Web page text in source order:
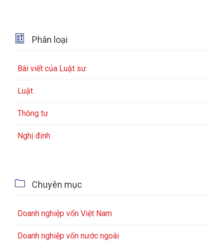
 Phân loại
Bài viết của Luật sư
Luật
Thông tư
Nghị định
 Chuyên mục
Doanh nghiệp vốn Việt Nam
Doanh nghiệp vốn nước ngoài